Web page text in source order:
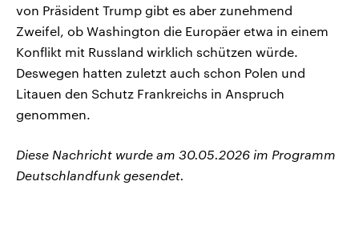
von Präsident Trump gibt es aber zunehmend
Zweifel, ob Washington die Europäer etwa in einem
Konflikt mit Russland wirklich schützen würde.
Deswegen hatten zuletzt auch schon Polen und
Litauen den Schutz Frankreichs in Anspruch
genommen.
Diese Nachricht wurde am 30.05.2026 im Programm
Deutschlandfunk gesendet.